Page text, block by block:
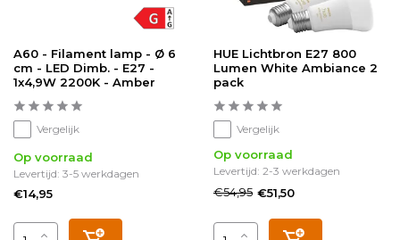
A60 - Filament lamp - Ø 6
cm - LED Dimb. - E27 -
1x4,9W 2200K - Amber
Vergelijk
Op voorraad
Levertijd: 3-5 werkdagen
€14,95
HUE Lichtbron E27 800
Lumen White Ambiance 2
pack
Vergelijk
Op voorraad
Levertijd: 2-3 werkdagen
€54,95 €51,50